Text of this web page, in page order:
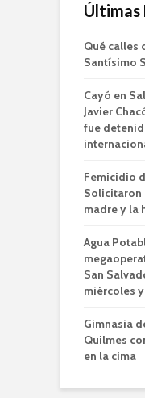
Últimas
Qué calles
Santísimo
Cayó en
Javier
fue
Femicidio
Solicitaron
madre y la
Agua
San
miércoles
Gimnasia
Quilmes
en la cima